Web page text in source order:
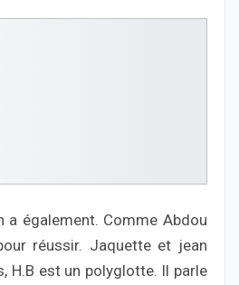
a également. Comme Abdou
réussir. Jaquette et jean
H.B est un polyglotte. Il parle